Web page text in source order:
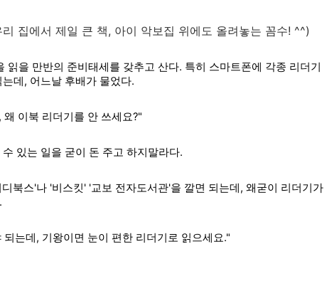
집에서 제일 큰 책, 아이 악보집 위에도 올려놓는 꼼수! ^^)
읽을 만반의 준비태세를 갖추고 산다. 특히 스마트폰에 각종 리더기
데, 어느날 후배가 물었다.
이북 리더기를 안 쓰세요?"
있는 일을 굳이 돈 주고 하지말라다.
북스'나 '비스킷' '교보 전자도서관'을 깔면 되는데, 왜굳이 리더기가
는데, 기왕이면 눈이 편한 리더기로 읽으세요."